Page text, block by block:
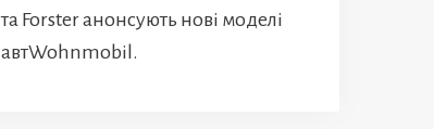
та Forster анонсують нові моделі
автWohnmobil.